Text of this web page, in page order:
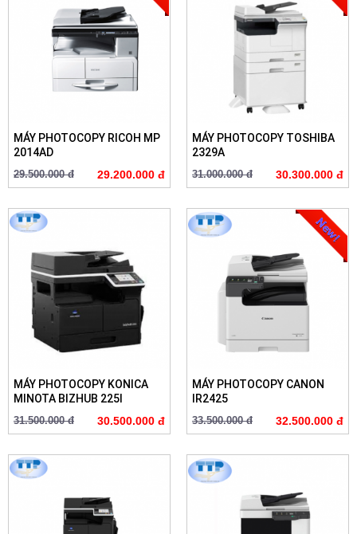
MÁY PHOTOCOPY RICOH MP
2014AD
29.500.000 đ 29.200.000 đ
MÁY PHOTOCOPY TOSHIBA
2329A
31.000.000 đ 30.300.000 đ
MÁY PHOTOCOPY KONICA
MINOTA BIZHUB 225I
31.500.000 đ 30.500.000 đ
MÁY PHOTOCOPY CANON
IR2425
33.500.000 đ 32.500.000 đ